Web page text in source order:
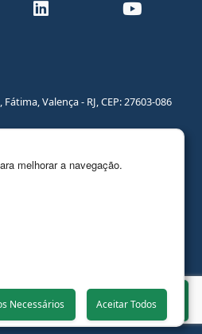
Valença - RJ, CEP: 27603-086
Valença - RJ, CEP: 27600-000
20510, Valença - RJ, CEP: 27600-
melhorar a navegação.
Necessários Aceitar Todos